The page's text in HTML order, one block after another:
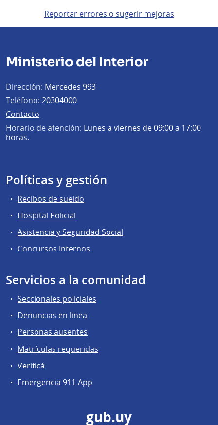
Reportar errores o sugerir mejoras
Ministerio del Interior
Dirección: Mercedes 993
Teléfono: 20304000
Contacto
Horario de atención: Lunes a viernes de 09:00 a 17:00
horas.
Políticas y gestión
Recibos de sueldo
Hospital Policial
Asistencia y Seguridad Social
Concursos Internos
Servicios a la comunidad
Seccionales policiales
Denuncias en línea
Personas ausentes
Matrículas requeridas
Verificá
Emergencia 911 App
gub.uy